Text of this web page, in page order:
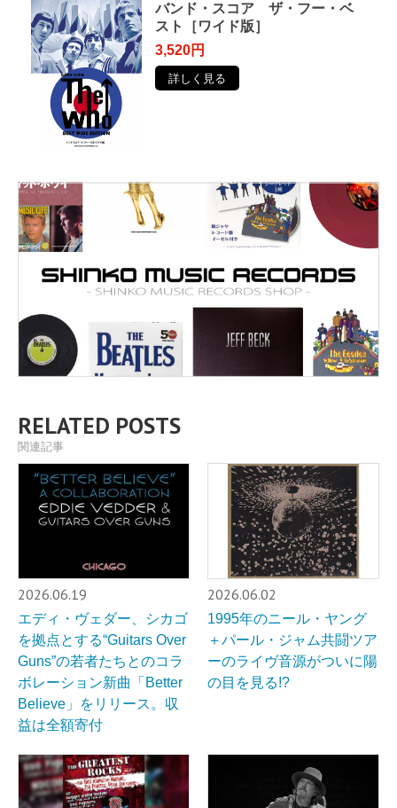
バンド・スコア ザ・フー・ベ
スト［ワイド版］
3,520円
詳しく見る
RELATED POSTS
関連記事
2026.06.19
エディ・ヴェダー、シカゴ
を拠点とする“Guitars Over
Guns”の若者たちとのコラ
ボレーション新曲「Better
Believe」をリリース。収
益は全額寄付
2026.06.02
1995年のニール・ヤング
＋パール・ジャム共闘ツア
ーのライヴ音源がついに陽
の目を見る!?